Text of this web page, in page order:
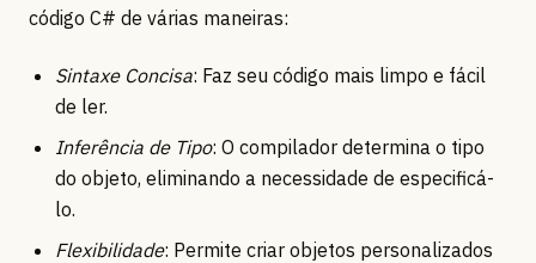
código C# de várias maneiras:
Sintaxe Concisa: Faz seu código mais limpo e fácil
de ler.
Inferência de Tipo: O compilador determina o tipo
do objeto, eliminando a necessidade de especificá-
lo.
Flexibilidade: Permite criar objetos personalizados